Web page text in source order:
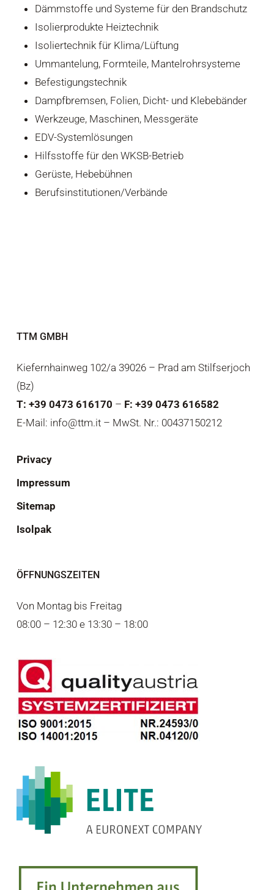
Dämmstoffe und Systeme für den Brandschutz
Isolierprodukte Heiztechnik
Isoliertechnik für Klima/Lüftung
Ummantelung, Formteile, Mantelrohrsysteme
Befestigungstechnik
Dampfbremsen, Folien, Dicht- und Klebebänder
Werkzeuge, Maschinen, Messgeräte
EDV-Systemlösungen
Hilfsstoffe für den WKSB-Betrieb
Gerüste, Hebebühnen
Berufsinstitutionen/Verbände
TTM GMBH
Kiefernhainweg 102/a 39026 – Prad am Stilfserjoch
(Bz)
T: +39 0473 616170 – F: +39 0473 616582
E-Mail: info@ttm.it – MwSt. Nr.: 00437150212
Privacy
Impressum
Sitemap
Isolpak
ÖFFNUNGSZEITEN
Von Montag bis Freitag
08:00 – 12:30 e 13:30 – 18:00